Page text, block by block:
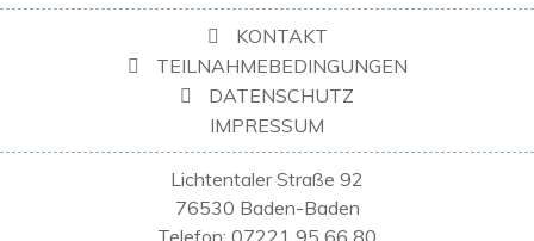
KONTAKT
TEILNAHMEBEDINGUNGEN
DATENSCHUTZ
IMPRESSUM
Lichtentaler Straße 92
76530 Baden-Baden
Telefon: 07221 95 66 80